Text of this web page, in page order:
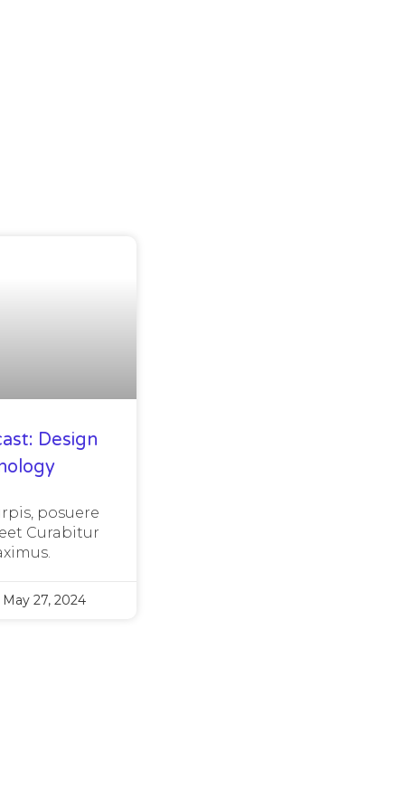
Design
posuere
Curabitur
May 27, 2024